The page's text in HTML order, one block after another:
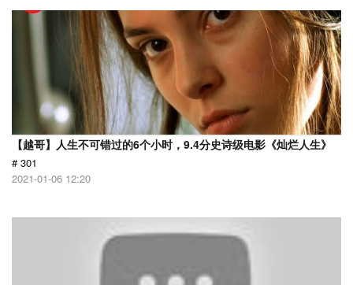
【越哥】人生不可错过的6个小时，9.4分史诗级电影《灿烂人生》
# 301
2021-01-06 12:20